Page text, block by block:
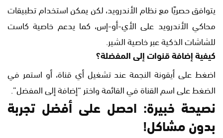
يتوافق حصريًا مع نظام الأندرويد، لكن يمكن استخدام تطبيقات
محاكي الأندرويد على الأي-أو-إس، كما يدعم خاصية كاست
للشاشات الذكية عبر خاصية الشير.
كيفية إضافة قنوات إلى المفضلة؟
اضغط على أيقونة النجمة عند تشغيل أي قناة، أو استمر في
الضغط على اسم القناة في القائمة واختر “إضافة إلى المفضل”.
نصيحة خبيرة: احصل على أفضل تجربة
بدون مشاكل!